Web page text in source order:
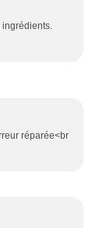
ingrédients.
réparée<br